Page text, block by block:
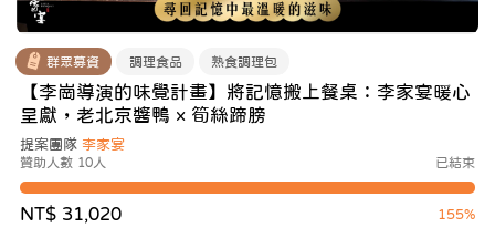
群眾募資 調理食品 熟食調理包
【李崗導演的味覺計畫】將記憶搬上餐桌：李家宴暖心
呈獻，老北京醬鴨 × 筍絲蹄膀
提案團隊 李家宴
贊助人數 10人 已結束
155%
NT$ 31,020